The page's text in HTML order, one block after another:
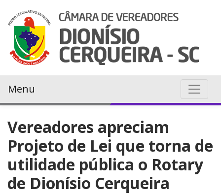
Menu
Vereadores apreciam
Projeto de Lei que torna de
utilidade pública o Rotary
de Dionísio Cerqueira